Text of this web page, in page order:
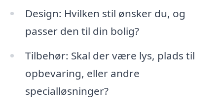
Design: Hvilken stil ønsker du, og
passer den til din bolig?
Tilbehør: Skal der være lys, plads til
opbevaring, eller andre
specialløsninger?